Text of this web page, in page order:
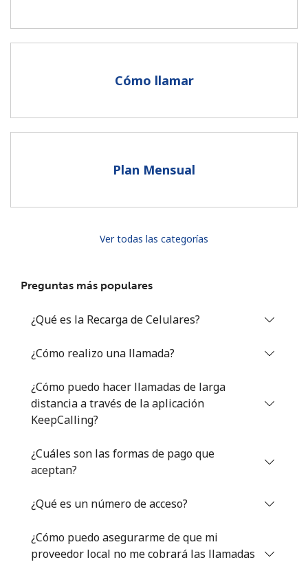
Al abrir una cuenta en este sitio web, estoy de acuerdo con
¿Olvidaste tu contraseña? →
Iniciar Sesión
Cómo llamar
Plan Mensual
Ver todas las categorías
Preguntas más populares
¿Qué es la Recarga de Celulares?
¿Cómo realizo una llamada?
¿Cómo puedo hacer llamadas de larga
distancia a través de la aplicación
KeepCalling?
¿Cuáles son las formas de pago que
aceptan?
¿Qué es un número de acceso?
¿Cómo puedo asegurarme de que mi
proveedor local no me cobrará las llamadas